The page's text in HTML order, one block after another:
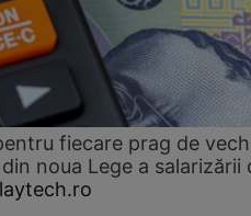
fiecare prag de
noua Lege a salarizării